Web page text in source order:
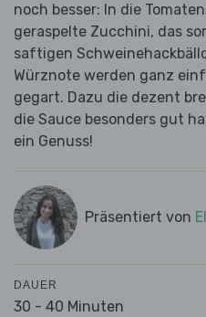
noch besser: In die
geraspelte Zucchini, das
saftigen
Würznote werden ganz
gegart. Dazu die dezent
die Sauce besonders gut
ein Genuss!
Präsentiert von
DAUER
30 - 40 Minuten